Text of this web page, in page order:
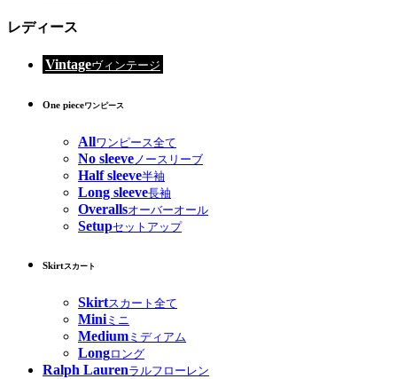
レディース
Vintageヴィンテージ
One pieceワンピース
Allワンピース全て
No sleeve ノースリーブ
Half sleeve半袖
Long sleeve長袖
Overallsオーバーオール
Setupセットアップ
Skirtスカート
Skirtスカート全て
Miniミニ
Medium ミディアム
Longロング
Ralph Laurenラルフローレン